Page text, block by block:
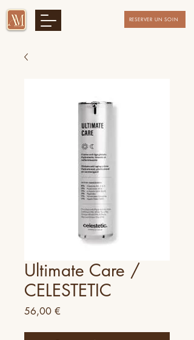
RESERVER UN SOIN
Ultimate Care /
CELESTETIC
56,00 €